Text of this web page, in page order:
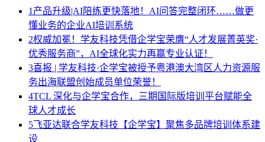
1 产品升级|AI陪练更快落地！AI问答完整闭环……做更
懂业务的企业AI培训系统
2权威加冕！学友科技凭借企学宝荣膺“人才发展菁英奖·
优秀服务商”，AI全球化实力再赢专业认证！
3喜报 | 学友科技·企学宝被授予粤港澳大湾区人力资源服
务出海联盟创始成员单位荣誉！
4TCL 深化与企学宝合作，三期国际版培训平台赋能全
球人才成长
5飞亚达联合学友科技【企学宝】聚焦多品牌培训体系建
设